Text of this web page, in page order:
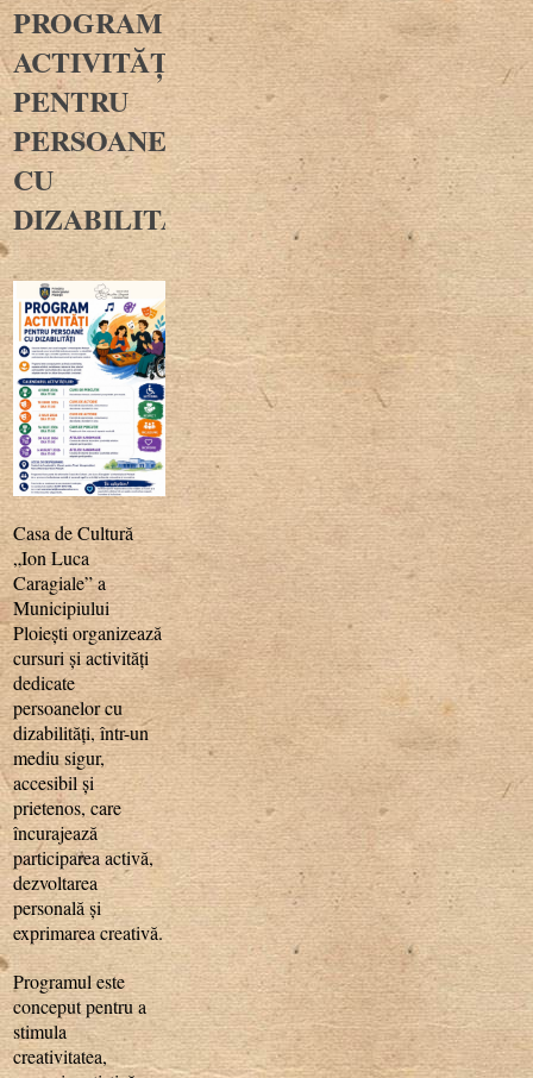
PROGRAM
ACTIVITĂȚI
PENTRU
PERSOANE
CU
DIZABILITĂȚI
Casa de Cultură
„Ion Luca
Caragiale” a
Municipiului
Ploiești organizează
cursuri și activități
dedicate
persoanelor cu
dizabilități, într-un
mediu sigur,
accesibil și
prietenos, care
încurajează
participarea activă,
dezvoltarea
personală și
exprimarea creativă.
Programul este
conceput pentru a
stimula
creativitatea,